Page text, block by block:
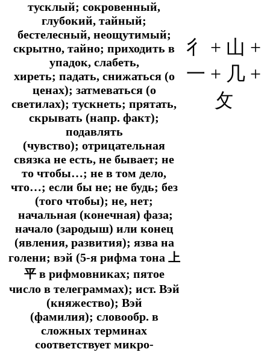
тусклый; сокровенный,
глубокий, тайный;
бестелесный, неощутимый;
скрытно, тайно; приходить в
упадок, слабеть,
хиреть; падать, снижаться (о
ценах); затмеваться (о
светилах); тускнеть; прятать,
скрывать (напр. факт);
подавлять
(чувство); отрицательная
связка не есть, не бывает; не
то чтобы…; не в том дело,
что…; если бы не; не будь; без
(того чтобы); не, нет;
начальная (конечная) фаза;
начало (зародыш) или конец
(явления, развития); язва на
голени; вэй (5-я рифма тона 上
平 в рифмовниках; пятое
число в телеграммах); ист. Вэй
(княжество); Вэй
(фамилия); словообр. в
сложных терминах
соответствует микро-
彳 + 山 +
一 + 几 +
攵